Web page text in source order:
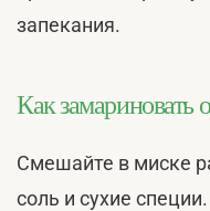
запекания.
Как замариновать
Смешайте в миске
соль и сухие